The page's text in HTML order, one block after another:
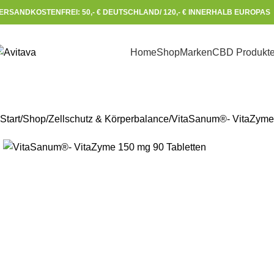
50,- € DEUTSCHLAND/ 120,- € INNERHALB EUROPAS
HomeShopMarkenCBD
Start Shop Zellschutz & Körperbalance VitaSanum®-